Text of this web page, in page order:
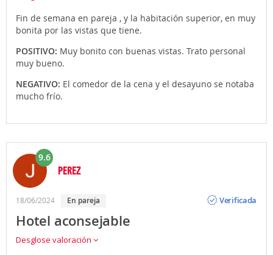
Fin de semana en pareja , y la habitación superior, en muy
bonita por las vistas que tiene.
POSITIVO: Muy bonito con buenas vistas. Trato personal
muy bueno.
NEGATIVO: El comedor de la cena y el desayuno se notaba
mucho frío.
9.6
PEREZ
18/06/2024 en pareja
Verificada
Hotel aconsejable
Desglose valoración